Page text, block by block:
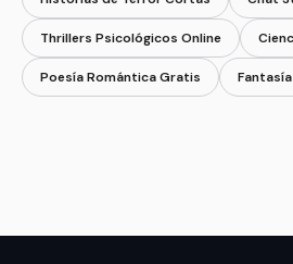
Thrillers Psicológicos Online
Poesía Romántica Gratis